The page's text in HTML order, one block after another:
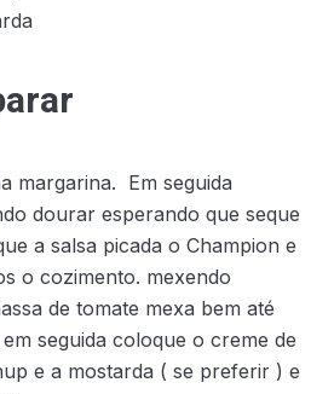
margarina. Em seguida
dourar esperando que seque
a salsa picada o Champion e
o cozimento. mexendo
de tomate mexa bem até
seguida coloque o creme de
e a mostarda ( se preferir ) e